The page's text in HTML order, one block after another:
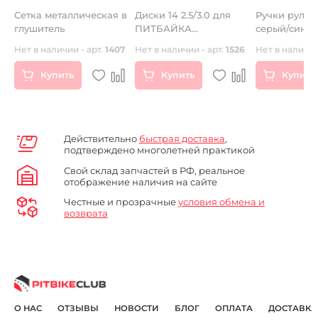
Сетка металлическая в
глушитель
Нет в наличии - арт. 1407
Купить
Диски 14 2.5/3.0 для
ПИТБАЙКА
красные
Нет в наличии - арт. 1526
Купить
Ручки руля
серый/
Нет в
Купить
Действительно быстрая доставка,
подтверждено многолетней практикой
Свой склад запчастей в РФ, реальное
отображение наличия на сайте
Честные и прозрачныеусловия обмена и
возврата
О НАС ОТЗЫВЫ НОВОСТИ БЛОГ ОПЛАТА ДОСТАВКА